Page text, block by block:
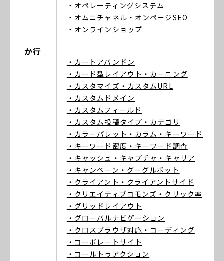
・オペレーティングシステム
・オムニチャネル ・オンページSEO
・オンラインショップ
か行
・カートアバンドン
・カード型レイアウト ・カーニング
・カスタマイズ ・カスタムURL
・カスタムドメイン
・カスタムフィールド
・カスタム投稿タイプ ・カテゴリ
・カラーパレット ・カラム ・キーワード
・キーワード密度 ・キーワード調査
・キャッシュ ・キャプチャ ・キャリア
・キャンペーン ・グーグルボット
・クライアント ・クライアントサイド
・クリエイティブコモンズ ・クリック率
・グリッドレイアウト
・グローバルナビゲーション
・クロスブラウザ対応 ・コーディング
・コーポレートサイト
・コールトゥアクション